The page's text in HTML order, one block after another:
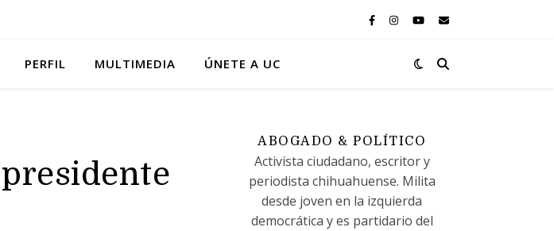
PERFIL MULTIMEDIA ÚNETE A UC
ABOGADO & POLÍTICO
Activista ciudadano, escritor y
periodista chihuahuense. Milita
desde joven en la izquierda
democrática y es partidario del